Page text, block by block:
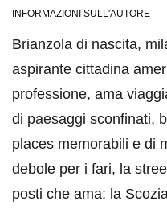
INFORMAZIONI SULL'AUTORE
Brianzola di nascita,
aspirante cittadina
professione, ama
di paesaggi sconfinati,
places memorabili e di
debole per i fari, la
posti che ama: la